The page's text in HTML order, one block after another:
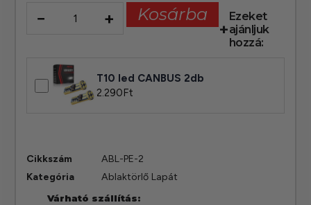
− + Kosárba
Ezeket
ajánljuk
hozzá:
T10 led CANBUS 2db
2.290Ft
Cikkszám
ABL-PE-2
Kategória
Ablaktörlő Lapát
Várható szállítás: